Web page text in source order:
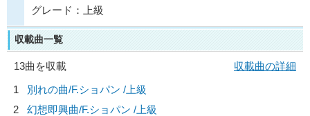
グレード：上級
収載曲一覧
13曲を収載
収載曲の詳細
1
別れの曲/F.ショパン /上級
2
幻想即興曲/F.ショパン /上級